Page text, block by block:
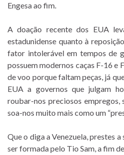
Engesa ao fim.
A doação recente dos EUA
estadunidense quanto à
fator intolerável em tempos de
possuem modernos caças F-16 e
de voo porque faltam peças, já
EUA a governos que julgam
roubar-nos preciosos empregos,
soa-nos muito mais como um
Que o diga a Venezuela, prestes
ser formada pelo Tio Sam, a fim